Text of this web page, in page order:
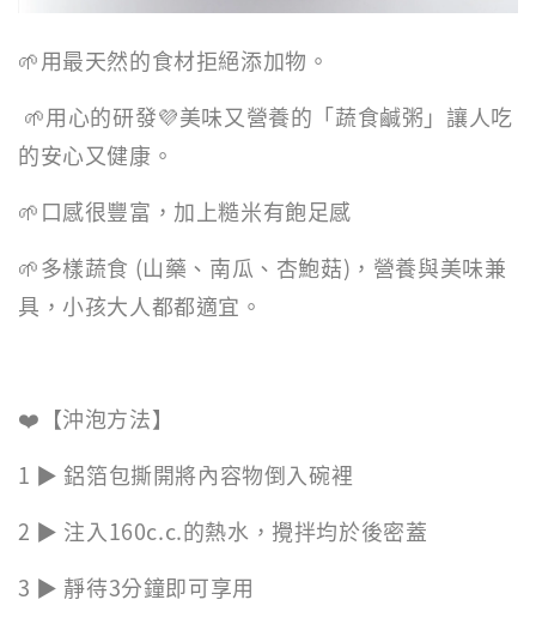
🌱用最天然的食材拒絕添加物。
🌱用心的研發💜美味又營養的「蔬食鹹粥」讓人吃
的安心又健康。
🌱口感很豐富，加上糙米有飽足感
🌱多樣蔬食 (山藥、南瓜、杏鮑菇)，營養與美味兼
具，小孩大人都都適宜。
❤️【沖泡方法】
1 ▶️ 鋁箔包撕開將內容物倒入碗裡
2 ▶️ 注入160c.c.的熱水，攪拌均於後密蓋
3 ▶️ 靜待3分鐘即可享用